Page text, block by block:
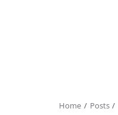
Home Posts